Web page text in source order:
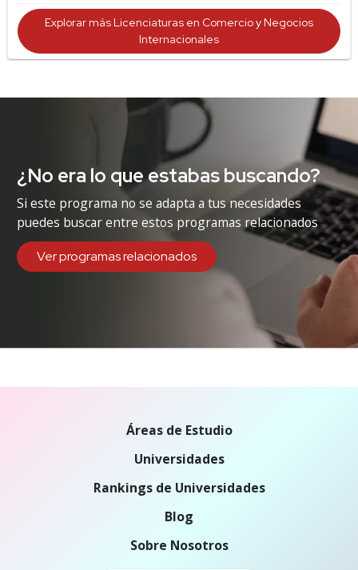
Explorar más Licenciaturas en Comercio y Negocios
Internacionales
¿No era lo que estabas buscando?
Si este programa no se adapta a tus necesidades
puedes buscar entre estos programas relacionados
Ver programas relacionados
Áreas de Estudio
Universidades
Rankings de Universidades
Blog
Sobre Nosotros